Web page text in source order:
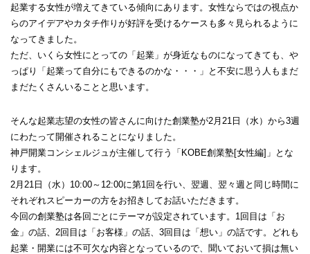
起業する女性が増えてきている傾向にあります。女性ならではの視点か
らのアイデアやカタチ作りが好評を受けるケースも多々見られるように
なってきました。
ただ、いくら女性にとっての「起業」が身近なものになってきても、や
っぱり「起業って自分にもできるのかな・・・」と不安に思う人もまだ
まだたくさんいることと思います。
そんな起業志望の女性の皆さんに向けた創業塾が2月21日（水）から3週
にわたって開催されることになりました。
神戸開業コンシェルジュが主催して行う「KOBE創業塾[女性編]」とな
ります。
2月21日（水）10:00～12:00に第1回を行い、翌週、翌々週と同じ時間に
それぞれスピーカーの方をお招きしてお話いただきます。
今回の創業塾は各回ごとにテーマが設定されています。1回目は「お
金」の話、2回目は「お客様」の話、3回目は「想い」の話です。どれも
起業・開業には不可欠な内容となっているので、聞いておいて損は無い